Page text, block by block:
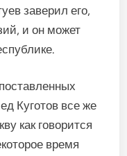
заверил его,
и он может
Куготов все же
как говорится
время